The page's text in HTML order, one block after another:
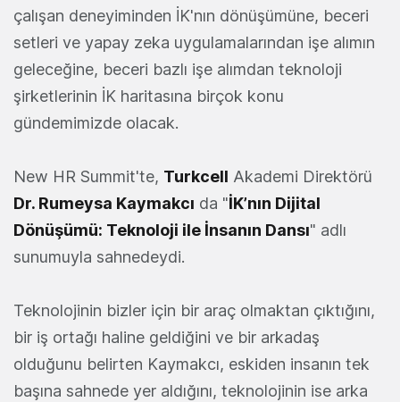
çalışan deneyiminden İK'nın dönüşümüne, beceri
setleri ve yapay zeka uygulamalarından işe alımın
geleceğine, beceri bazlı işe alımdan teknoloji
şirketlerinin İK haritasına birçok konu
gündemimizde olacak.
New HR Summit'te, Turkcell Akademi Direktörü
Dr. Rumeysa Kaymakcı da "İK’nın Dijital
Dönüşümü: Teknoloji ile İnsanın Dansı" adlı
sunumuyla sahnedeydi.
Teknolojinin bizler için bir araç olmaktan çıktığını,
bir iş ortağı haline geldiğini ve bir arkadaş
olduğunu belirten Kaymakcı, eskiden insanın tek
başına sahnede yer aldığını, teknolojinin ise arka